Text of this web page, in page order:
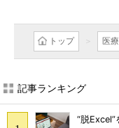
トップ 医
記事ランキング
“脱